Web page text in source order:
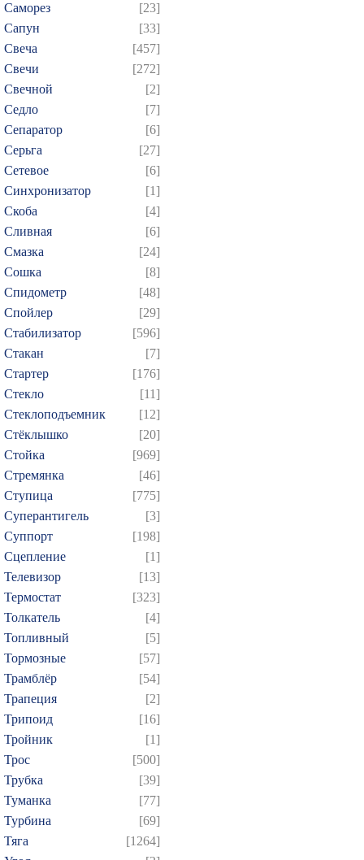
Саморез
[23]
Сапун
[33]
Свеча
[457]
Свечи
[272]
Свечной
[2]
Седло
[7]
Сепаратор
[6]
Серьга
[27]
Сетевое
[6]
Синхронизатор
[1]
Скоба
[4]
Сливная
[6]
Смазка
[24]
Сошка
[8]
Спидометр
[48]
Спойлер
[29]
Стабилизатор
[596]
Стакан
[7]
Стартер
[176]
Стекло
[11]
Стеклоподъемник
[12]
Стёклышко
[20]
Стойка
[969]
Стремянка
[46]
Ступица
[775]
Суперантигель
[3]
Суппорт
[198]
Сцепление
[1]
Телевизор
[13]
Термостат
[323]
Толкатель
[4]
Топливный
[5]
Тормозные
[57]
Трамблёр
[54]
Трапеция
[2]
Трипоид
[16]
Тройник
[1]
Трос
[500]
Трубка
[39]
Туманка
[77]
Турбина
[69]
Тяга
[1264]